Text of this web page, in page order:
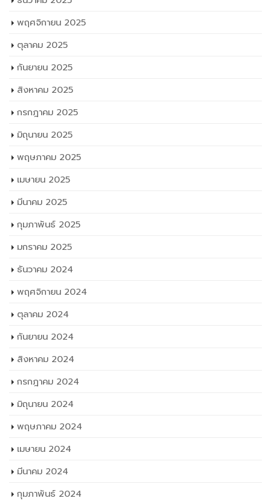
พฤศจิกายน 2025
ตุลาคม 2025
กันยายน 2025
สิงหาคม 2025
กรกฎาคม 2025
มิถุนายน 2025
พฤษภาคม 2025
เมษายน 2025
มีนาคม 2025
กุมภาพันธ์ 2025
มกราคม 2025
ธันวาคม 2024
พฤศจิกายน 2024
ตุลาคม 2024
กันยายน 2024
สิงหาคม 2024
กรกฎาคม 2024
มิถุนายน 2024
พฤษภาคม 2024
เมษายน 2024
มีนาคม 2024
กุมภาพันธ์ 2024